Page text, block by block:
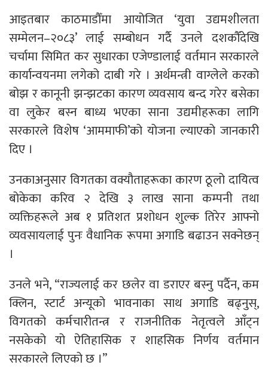
आइतबार काठमाडौँमा आयोजित ‘युवा उद्यमशीलता
सम्मेलन–२०८३’ लाई सम्बोधन गर्दै उनले दशकौँदेखि
चर्चामा सिमित कर सुधारका एजेण्डालाई वर्तमान सरकारले
कार्यान्वयनमा लगेको दाबी गरे । अर्थमन्त्री वाग्लेले करको
बोझ र कानूनी झन्झटका कारण व्यवसाय बन्द गरेर बसेका
वा लुकेर बस्न बाध्य भएका साना उद्यमीहरूका लागि
सरकारले विशेष ‘आममाफी’को योजना ल्याएको जानकारी
दिए ।
उनकाअनुसार विगतका वक्यौताहरूका कारण ठूलो दायित्व
बोकेका करिव २ देखि ३ लाख साना कम्पनी तथा
व्यक्तिहरूले अब १ प्रतिशत प्रशोधन शुल्क तिरेर आफ्नो
व्यवसायलाई पुनः वैधानिक रूपमा अगाडि बढाउन सक्नेछन्
।
उनले भने, “राज्यलाई कर छलेर वा डराएर बस्नु पर्दैन, कम
क्लिन, स्टार्ट अन्यूको भावनाका साथ अगाडि बढ्नुस्,
विगतको कर्मचारीतन्त्र र राजनीतिक नेतृत्वले आँट्न
नसकेको यो ऐतिहासिक र शाहसिक निर्णय वर्तमान
सरकारले लिएको छ ।”